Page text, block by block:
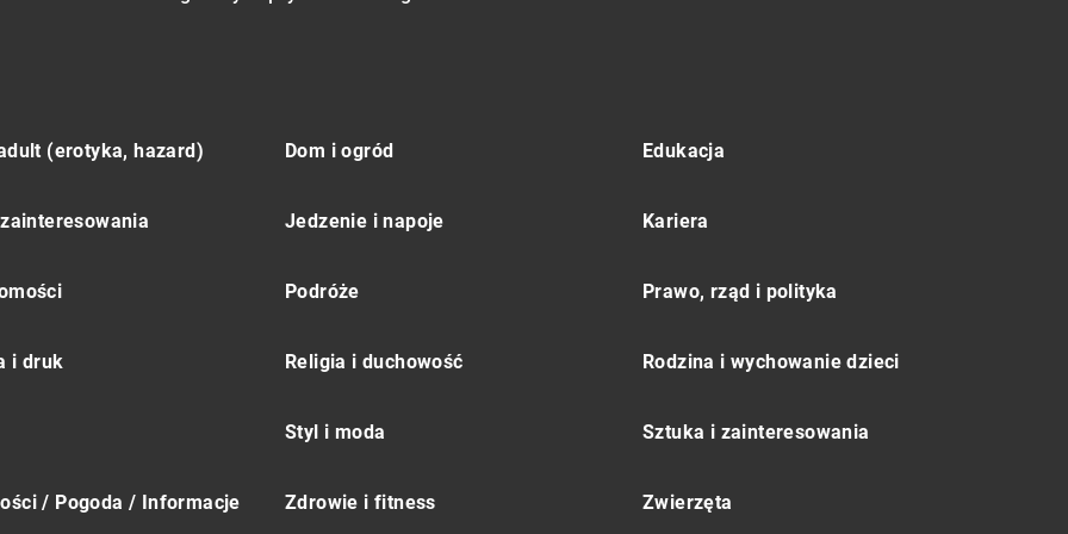
(erotyka, hazard) Dom i ogród Edukacja
Jedzenie i napoje Kariera
Podróże Prawo, rząd i polityka
i druk Religia i duchowość Rodzina i wychowanie dzieci
Styl i moda Sztuka i zainteresowania
/ Pogoda / Informacje Zdrowie i fitness Zwierzęta